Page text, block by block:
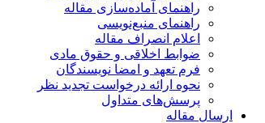
راهنمای آماده‌سازی مقاله
راهنمای منبع‌نویسی
اعلام انصراف مقاله
ضوابط اخلاقی و حقوق مادی
فرم تعهد و امضا نویسندگان
نحوه ارائه درخواست تجدید نظر
پرسش‌های متداول
ارسال مقاله